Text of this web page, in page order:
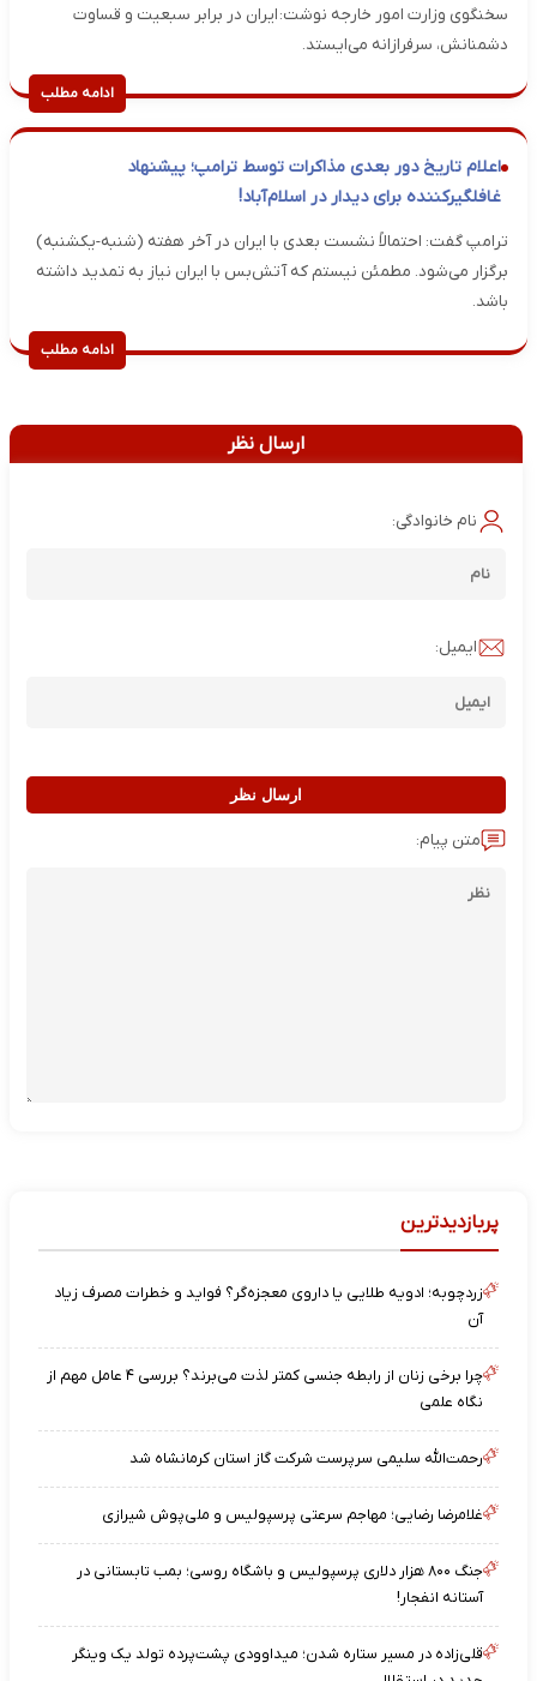
سخنگوی وزارت امور خارجه نوشت: ایران در برابر سبعیت و قساوت
دشمنانش، سرفرازانه می‌ایستد.
ادامه مطلب
اعلام تاریخ دور بعدی مذاکرات توسط ترامپ؛ پیشنهاد
غافلگیرکننده برای دیدار در اسلام‌آباد!
ترامپ گفت: احتمالاً نشست بعدی با ایران در آخر هفته (شنبه-یکشنبه)
برگزار می‌شود. مطمئن نیستم که آتش‌بس با ایران نیاز به تمدید داشته
باشد.
ادامه مطلب
ارسال نظر
نام خانوادگی:
ایمیل:
ارسال نظر
متن پیام:
پربازدیدترین
زردچوبه؛ ادویه طلایی یا داروی معجزه‌گر؟ فواید و خطرات مصرف زیاد
آن
چرا برخی زنان از رابطه جنسی کمتر لذت می‌برند؟ بررسی ۴ عامل مهم از
نگاه علمی
رحمت‌الله سلیمی سرپرست شرکت گاز استان کرمانشاه شد
غلامرضا رضایی؛ مهاجم سرعتی پرسپولیس و ملی‌پوش شیرازی
جنگ ۸۰۰ هزار دلاری پرسپولیس و باشگاه روسی؛ بمب تابستانی در
آستانه انفجار!
قلی‌زاده در مسیر ستاره شدن؛ میداوودی پشت‌پرده تولد یک وینگر